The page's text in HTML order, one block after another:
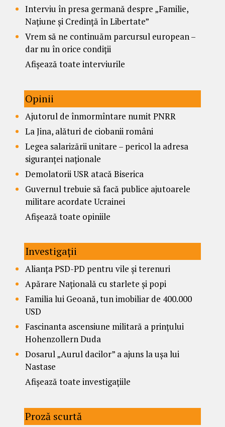
Interviu în presa germană despre „Familie,
Națiune și Credință în Libertate”
Vrem să ne continuăm parcursul european –
dar nu în orice condiții
Afișează toate interviurile
Opinii
Ajutorul de înmormîntare numit PNRR
La Jina, alături de ciobanii români
Legea salarizării unitare – pericol la adresa
siguranței naționale
Demolatorii USR atacă Biserica
Guvernul trebuie să facă publice ajutoarele
militare acordate Ucrainei
Afișează toate opiniile
Investigații
Alianța PSD-PD pentru vile și terenuri
Apărare Națională cu starlete și popi
Familia lui Geoană, tun imobiliar de 400.000
USD
Fascinanta ascensiune militară a prințului
Hohenzollern Duda
Dosarul „Aurul dacilor” a ajuns la ușa lui
Nastase
Afișează toate investigațiile
Proză scurtă